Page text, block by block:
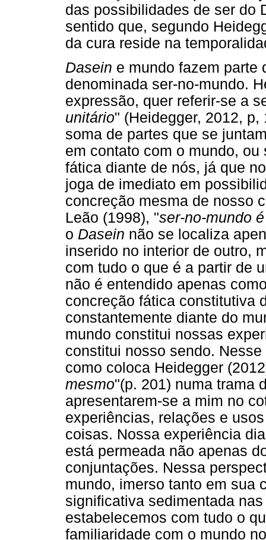
das possibilidades de ser do
sentido que, segundo
da cura reside na
Dasein e mundo fazem parte
denominada ser-no-mundo.
expressão, quer referir-se a
unitário" (Heidegger, 2012,
soma de partes que se
em contato com o mundo,
fática diante de nós, já que
joga de imediato em
concreção mesma de nosso
Leão (1998), "ser-no-mundo
o Dasein não se localiza
inserido no interior de outro,
com tudo o que é a partir de
não é entendido apenas
concreção fática constitutiva
constantemente diante do
mundo constitui nossas
constitui nosso sendo.
como coloca Heidegger
mesmo"(p. 201) numa trama
apresentarem-se a mim no
experiências, relações e
coisas. Nossa experiência
está permeada não apenas
conjuntações. Nessa
mundo, imerso tanto em sua
significativa sedimentada
estabelecemos com tudo o
familiaridade com o mundo